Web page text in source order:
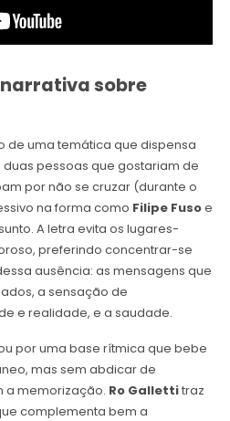
sobre
de uma temática que dispensa
pessoas que gostariam de
por não se cruzar (durante o
na forma como Filipe Fusoe
A letra evita os lugares-
preferindo concentrar-se
ausência: as mensagens que
a sensação de
e realidade, e a saudade.
por uma base rítmica que bebe
mas sem abdicar de
a memorização. Ro Gallettitraz
complementa bem a